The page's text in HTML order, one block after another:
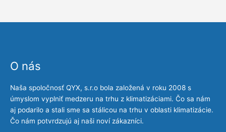
O nás
Naša spoločnosť QYX, s.r.o bola založená v roku 2008 s
úmyslom vyplniť medzeru na trhu z klimatizáciami. Čo sa nám
aj podarilo a stali sme sa stálicou na trhu v oblasti klimatizácie.
Čo nám potvrdzujú aj naši noví zákazníci.